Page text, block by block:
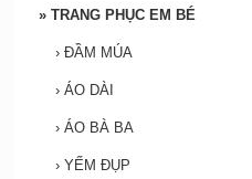
» TRANG PHỤC EM BÉ
› ĐẦM MÚA
› ÁO DÀI
› ÁO BÀ BA
› YẾM ĐỤP